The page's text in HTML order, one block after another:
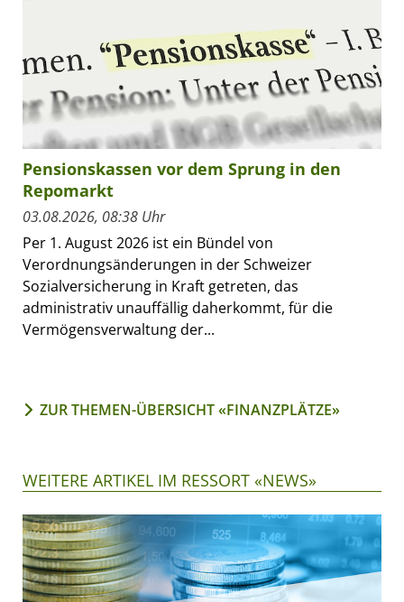
Pensionskassen vor dem Sprung in den
Repomarkt
03.08.2026, 08:38 Uhr
Per 1. August 2026 ist ein Bündel von
Verordnungsänderungen in der Schweizer
Sozialversicherung in Kraft getreten, das
administrativ unauffällig daherkommt, für die
Vermögensverwaltung der...
ZUR THEMEN-ÜBERSICHT «FINANZPLÄTZE»
WEITERE ARTIKEL IM RESSORT «NEWS»